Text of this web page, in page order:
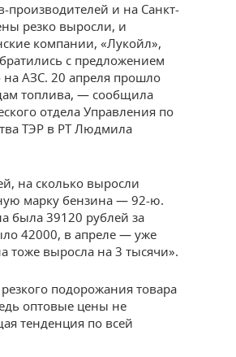
производителей и на Санкт-
резко выросли, и
компании, «Лукойл»,
с предложением
АЗС. 20 апреля прошло
топлива, — сообщила
отдела Управления по
ТЭР в РТ Людмила
на сколько выросли
марку бензина — 92-ю.
была 39120 рублей за
42000, в апреле — уже
тоже выросла на 3 тысячи».
подорожания товара
оптовые цены не
тенденция по всей